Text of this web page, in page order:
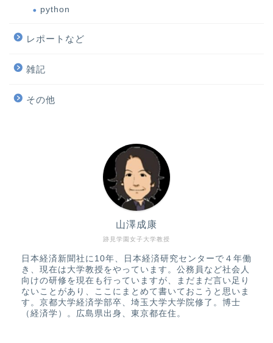
python
レポートなど
雑記
その他
跡見学園女子大学教授
山澤成康
日本経済新聞社に10年、日本経済研究センターで４年働
き、現在は大学教授をやっています。公務員など社会人
向けの研修を現在も行っていますが、まだまだ言い足り
ないことがあり、ここにまとめて書いておこうと思いま
す。京都大学経済学部卒、埼玉大学大学院修了。博士
（経済学）。広島県出身、東京都在住。